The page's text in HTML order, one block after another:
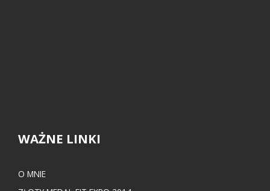
WAŻNE LINKI
O MNIE